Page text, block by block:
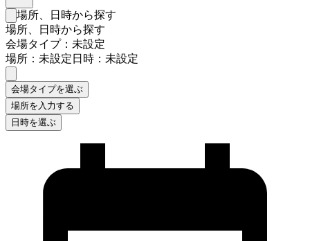
検索フォームを閉じる
場所、日時から探す
場所、日時から探す
会場タイプ：未設定
場所：未設定日時：未設定
会場タイプを選ぶ
場所を入力する
日時を選ぶ